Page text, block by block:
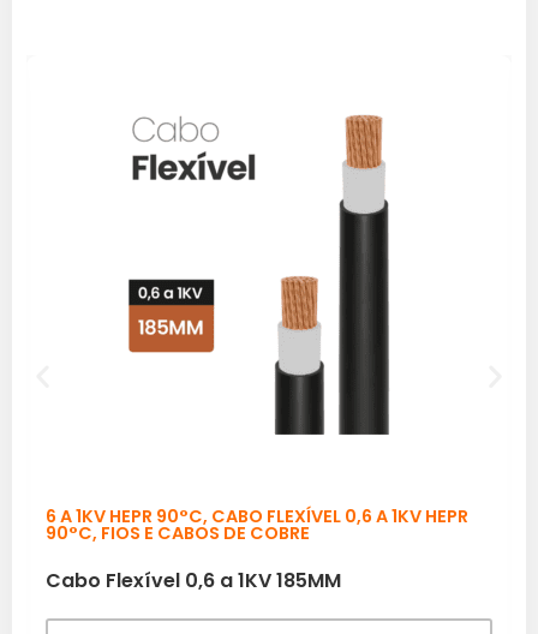
6 A 1KV HEPR 90°C, CABO FLEXÍVEL 0,6 A 1KV HEPR
90°C, FIOS E CABOS DE COBRE
Cabo Flexível 0,6 a 1KV 185MM